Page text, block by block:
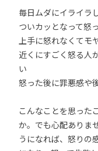
毎日ムダにイライラ
ついカッとなって怒
上手に怒れなくてモ
近くにすごく怒る人
い
怒った後に罪悪感や
こんなことを思った
か。でも心配ありま
うになれば、怒りの